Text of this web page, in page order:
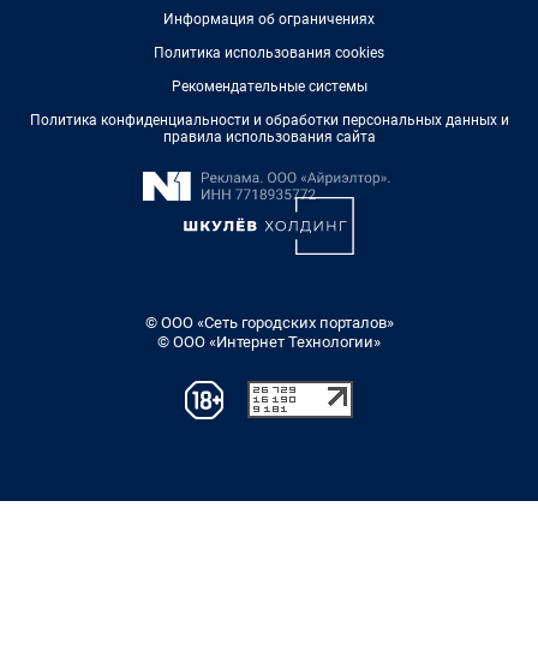
Информация об ограничениях
Политика использования cookies
Рекомендательные системы
Политика конфиденциальности и обработки персональных данных и
правила использования сайта
© ООО «Сеть городских порталов»
© ООО «Интернет Технологии»